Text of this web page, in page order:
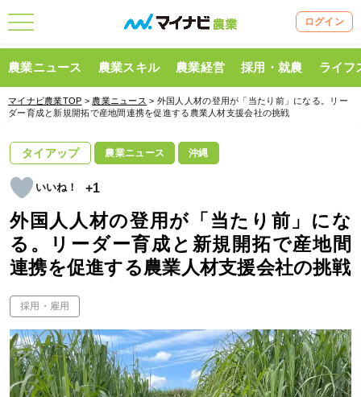
ログイン
農業ニュース 農業スキル 農業経営 採用・就農 ライフ
マイナビ農業TOP > 農業ニュース > 外国人人材の登用が「当たり前」になる。リー
ダー育成と新規開拓で産地間連携を促進する農業人材支援会社の挑戦
タイアップ 農業ニュース 沖縄
+1
外国人人材の登用が「当たり前」にな
る。リーダー育成と新規開拓で産地間
連携を促進する農業人材支援会社の挑戦
採用・雇用